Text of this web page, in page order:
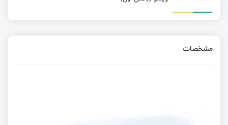
مشخصات